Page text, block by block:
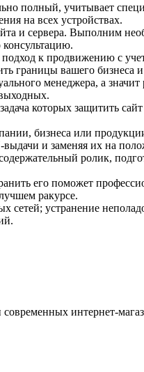
полный, учитывает
на всех устройствах.
и сервера. Выполним
к продвижению с
границы вашего бизнеса
менеджера, а
которых защитить
бизнеса или
и заменяя их на
ролик,
его поможет
ракурсе.
устранение
современных интернет-